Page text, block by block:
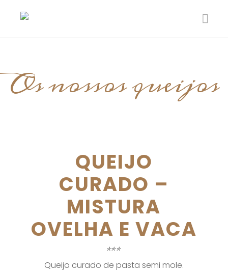
Os nossos queijos
QUEIJO
CURADO –
MISTURA
OVELHA E VACA
***
Queijo curado de pasta semi mole.